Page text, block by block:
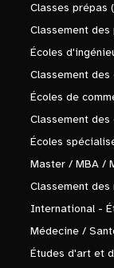
Classes prépas
Classement des
Écoles
Classement
Écoles de
Classement
Écoles
Master / MBA /
Classement des
International -
Médecine /
Études d'art et